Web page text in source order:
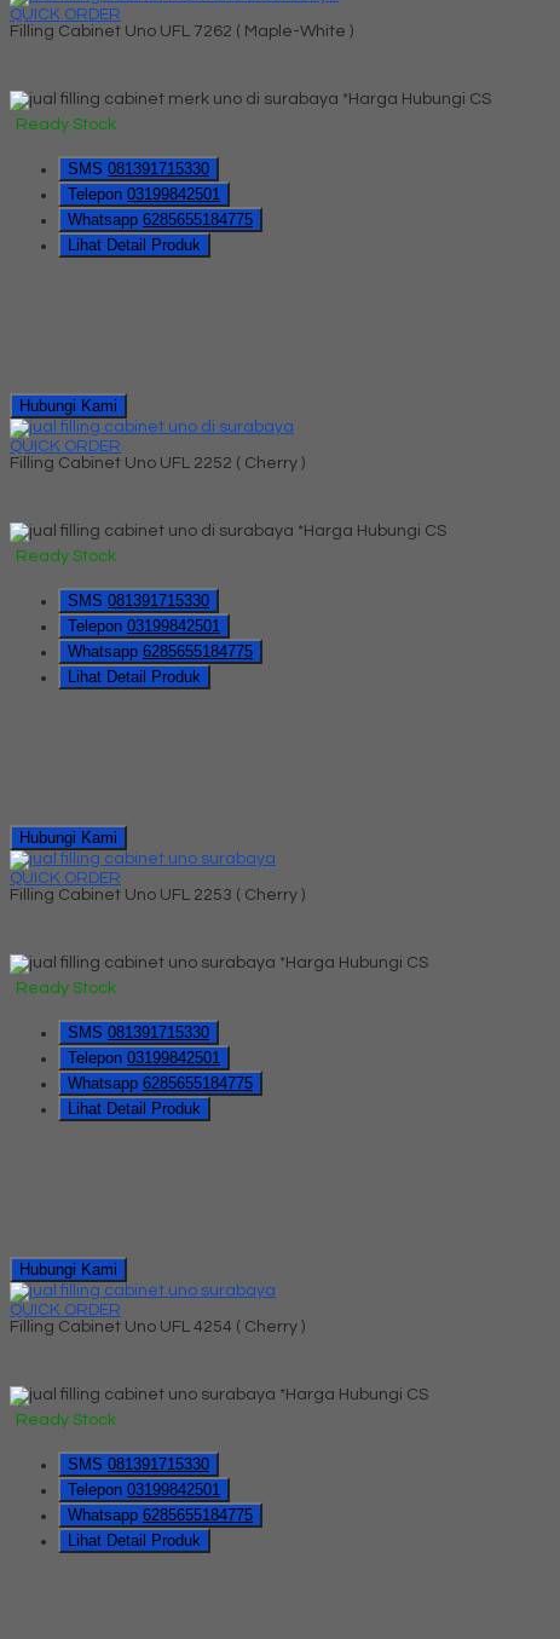
QUICK ORDER
Filling Cabinet Uno UFL 7262 ( Maple-White )
*Harga Hubungi CS
Ready Stock
SMS 081391715330
Telepon 03199842501
Whatsapp 6285655184775
Lihat Detail Produk
Hubungi Kami
QUICK ORDER
Filling Cabinet Uno UFL 2252 ( Cherry )
*Harga Hubungi CS
Ready Stock
SMS 081391715330
Telepon 03199842501
Whatsapp 6285655184775
Lihat Detail Produk
Hubungi Kami
QUICK ORDER
Filling Cabinet Uno UFL 2253 ( Cherry )
*Harga Hubungi CS
Ready Stock
SMS 081391715330
Telepon 03199842501
Whatsapp 6285655184775
Lihat Detail Produk
Hubungi Kami
QUICK ORDER
Filling Cabinet Uno UFL 4254 ( Cherry )
*Harga Hubungi CS
Ready Stock
SMS 081391715330
Telepon 03199842501
Whatsapp 6285655184775
Lihat Detail Produk